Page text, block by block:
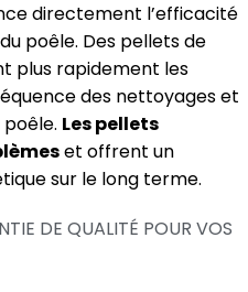
directement l’efficacité
poêle. Des pellets de
plus rapidement les
des nettoyages et
Les pellets
et offrent un
sur le long terme.
DE QUALITÉ POUR VOS